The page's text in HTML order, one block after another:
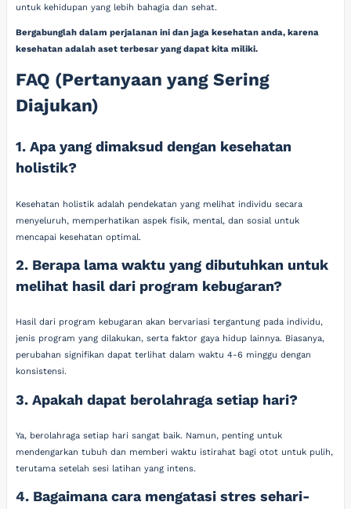
untuk kehidupan yang lebih bahagia dan sehat.
Bergabunglah dalam perjalanan ini dan jaga kesehatan anda, karena
kesehatan adalah aset terbesar yang dapat kita miliki.
FAQ (Pertanyaan yang Sering
Diajukan)
1. Apa yang dimaksud dengan kesehatan
holistik?
Kesehatan holistik adalah pendekatan yang melihat individu secara
menyeluruh, memperhatikan aspek fisik, mental, dan sosial untuk
mencapai kesehatan optimal.
2. Berapa lama waktu yang dibutuhkan untuk
melihat hasil dari program kebugaran?
Hasil dari program kebugaran akan bervariasi tergantung pada individu,
jenis program yang dilakukan, serta faktor gaya hidup lainnya. Biasanya,
perubahan signifikan dapat terlihat dalam waktu 4-6 minggu dengan
konsistensi.
3. Apakah dapat berolahraga setiap hari?
Ya, berolahraga setiap hari sangat baik. Namun, penting untuk
mendengarkan tubuh dan memberi waktu istirahat bagi otot untuk pulih,
terutama setelah sesi latihan yang intens.
4. Bagaimana cara mengatasi stres sehari-